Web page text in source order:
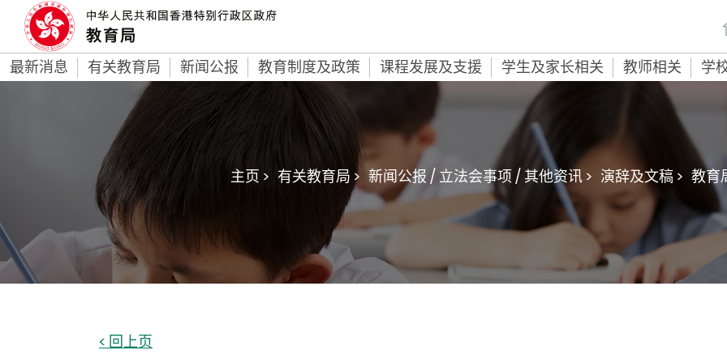
最新消息 有关教育局 新闻公报 教育制度及政策 课程发展及支援 学生及家长相关 教师相关 学
主页 > 有关教育局 > 新闻公报 / 立法会事项 / 其他资讯 > 演辞及文稿 > 教育
< 回上页